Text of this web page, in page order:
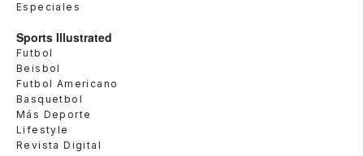
Especiales
Sports Illustrated
Futbol
Beisbol
Futbol Americano
Basquetbol
Más Deporte
Lifestyle
Revista Digital